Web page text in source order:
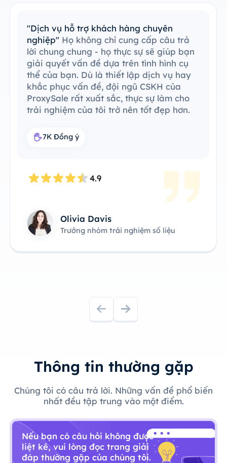
"Dễ dàng tích hợp với công cụ hiện có"
Tôi đã dễ dàng tích hợp ProxySale vào
quy trình công việc hiện có của mình.
Quá trình thiết lập rất đơn giản và dễ
hiểu, tôi có thể vận hành mọi thứ một
cách không có vấn đề. ProxySale có khả
năng tương thích với công cụ hiện có của
tôi, khiến việc này trở nên vô cùng thuận
hoàn hảo trong quy trình công việc của
tôi.
Trưởng nhóm sản phẩm công nghệ
Thông tin thường gặp
Chúng tôi có câu trả lời. Những vấn đề phổ biến
nhất đều tập trung vào một điểm.
Nếu bạn có câu hỏi không được
liệt kê, vui lòng đọc trang giải
đáp thường gặp của chúng tôi.